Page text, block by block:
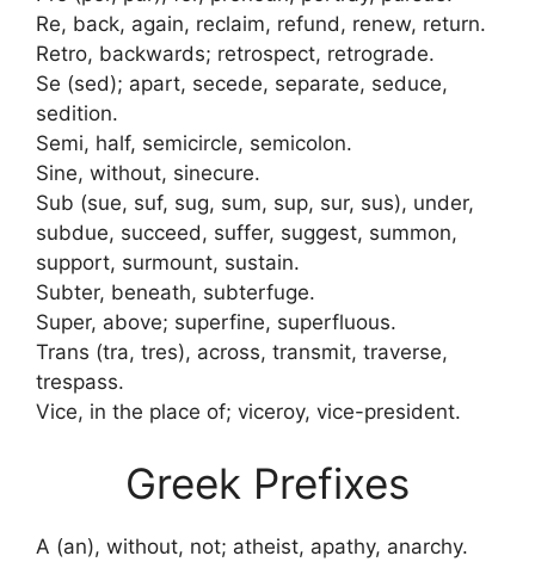
Re, back, again, reclaim, refund, renew, return.
Retro, backwards; retrospect, retrograde.
Se (sed); apart, secede, separate, seduce,
sedition.
Semi, half, semicircle, semicolon.
Sine, without, sinecure.
Sub (sue, suf, sug, sum, sup, sur, sus), under,
subdue, succeed, suffer, suggest, summon,
support, surmount, sustain.
Subter, beneath, subterfuge.
Super, above; superfine, superfluous.
Trans (tra, tres), across, transmit, traverse,
trespass.
Vice, in the place of; viceroy, vice-president.
Greek Prefixes
A (an), without, not; atheist, apathy, anarchy.